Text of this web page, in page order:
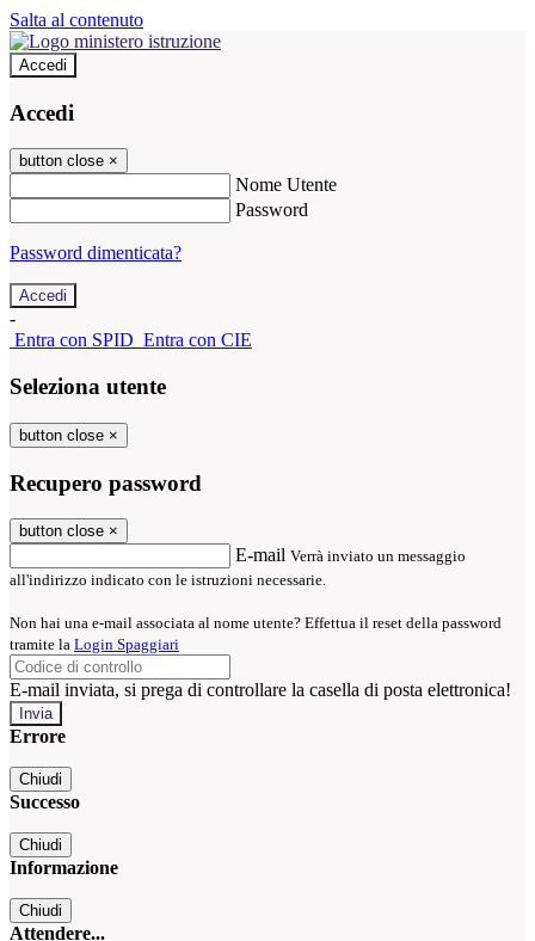
Salta al contenuto
Accedi
Accedi
button close ×
Nome Utente
Password
Password dimenticata?
-
Entra con SPID Entra con CIE
Seleziona utente
button close ×
Recupero password
button close ×
E-mail Verrà inviato un messaggio
all'indirizzo indicato con le istruzioni necessarie.
Non hai una e-mail associata al nome utente? Effettua il reset della password
tramite la Login Spaggiari
E-mail inviata, si prega di controllare la casella di posta elettronica!
Errore
Chiudi
Successo
Chiudi
Informazione
Chiudi
Attendere...